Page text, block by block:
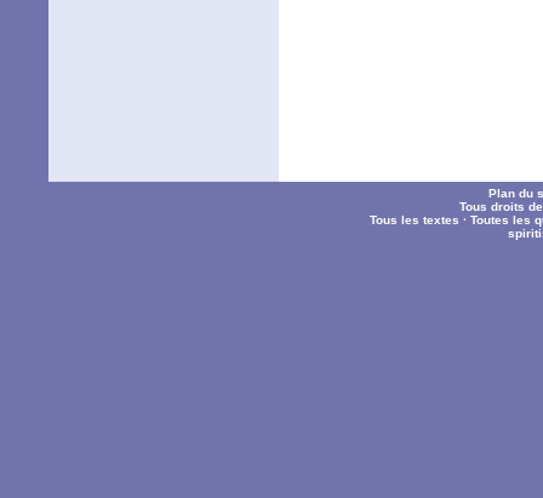
Plan du
Tous droits
Tous les textes ·Toutes les